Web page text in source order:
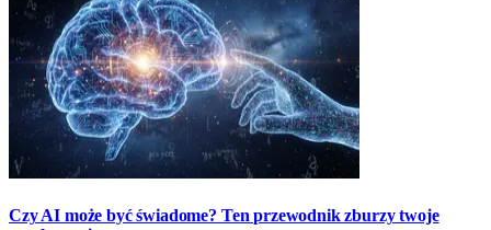
Czy AI może być świadome? Ten przewodnik zburzy twoje